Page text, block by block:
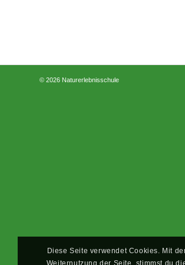
© 2026 Naturerlebnisschule
Diese Seite verwendet Cookies. Mit